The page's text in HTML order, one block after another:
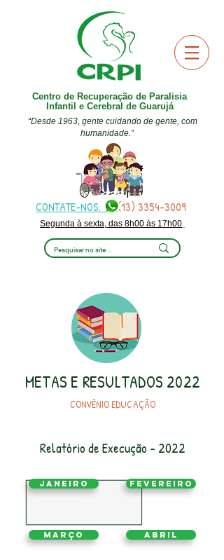
Centro de Recuperação de Paralisia
Infantil e Cerebral de Guarujá
“Desde 1963, gente cuidando de gente, com
humanidade.”
CONTATE-NOS:(13) 3354-3009
Segunda à sexta, das 8h00 às 17h00
METAS E RESULTADOS 2022
CONVÊNIO EDUCAÇÃO
Relatório de Execução - 2022
Janeiro Fevereiro
Março Abril